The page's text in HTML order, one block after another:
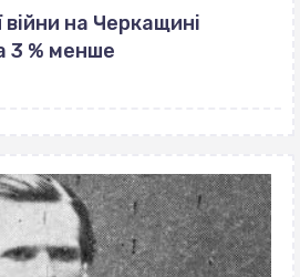
війни на Черкащині
3 % менше